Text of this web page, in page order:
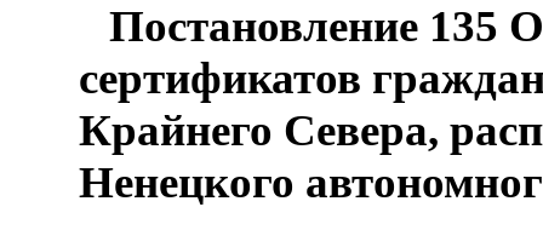
Постановление
сертификатов
Крайнего Севера,
Ненецкого